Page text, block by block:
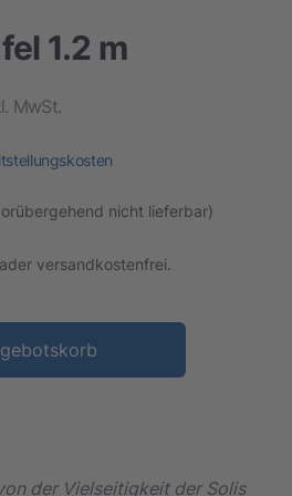
1.2 m
MwSt.
nicht lieferbar)
versandkostenfrei.
der Vielseitigkeit der Solis